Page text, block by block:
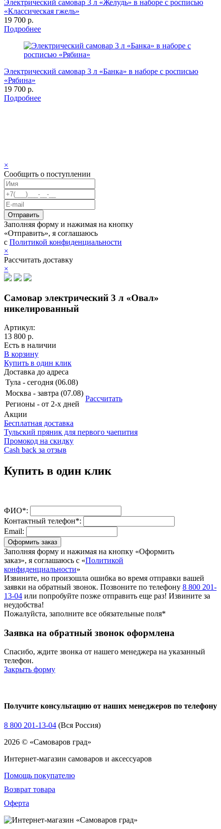
Электрический самовар 3 л «Желудь» в наборе с росписью
«Классическая гжель»
19 700 р.
Подробнее
Электрический самовар 3 л «Банка» в наборе с росписью
«Рябина»
19 700 р.
Подробнее
×
Сообщить о поступлении
Заполняя форму и нажимая на кнопку
«Отправить», я соглашаюсь
с Политикой конфиденциальности
×
Рассчитать доставку
×
Самовар электрический 3 л «Овал»
никелированный
Артикул:
13 800 р.
Есть в наличии
В корзину
Купить в один клик
Доставка до адреса
Тула - сегодня (06.08)
Москва - завтра (07.08)
Рассчитать
Регионы - от 2-х дней
Акции
Бесплатная доставка
Тульский пряник для первого чаепития
Промокод на скидку
Cash back за отзыв
Купить в один клик
ФИО*:
Контактный телефон*:
Email:
Оформить заказ
Заполняя форму и нажимая на кнопку «Оформить
заказ», я соглашаюсь с «Политикой
конфиденциальности»
Извините, но произошла ошибка во время отправки вашей
заявки на обратный звонок. Позвоните по телефону 8 800 201-
13-04 или попробуйте позже отправить еще раз! Извините за
неудобства!
Пожалуйста, заполните все обязательные поля*
Заявка на обратный звонок оформлена
Спасибо, ждите звонка от нашего менеджера на указанный
телефон.
Закрыть форму
Получите консультацию от наших менеджеров по телефону
8 800 201-13-04 (Вся Россия)
2026 © «Самоваров град»
Интернет-магазин самоваров и аксессуаров
Помощь покупателю
Возврат товара
Оферта